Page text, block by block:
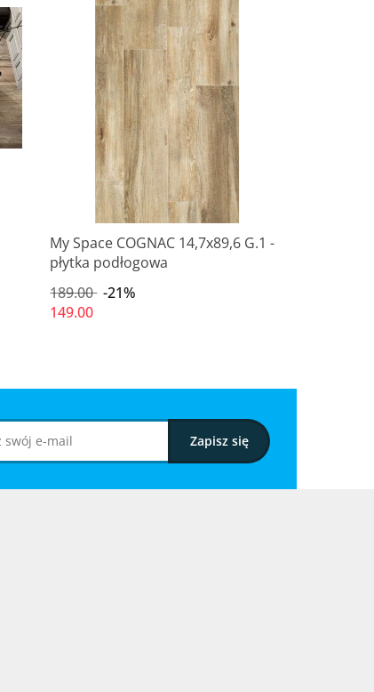
Produkt niedostępny
My Space COGNAC 14,7x89,6 G.1 -
płytka podłogowa
189.00 -21%
149.00